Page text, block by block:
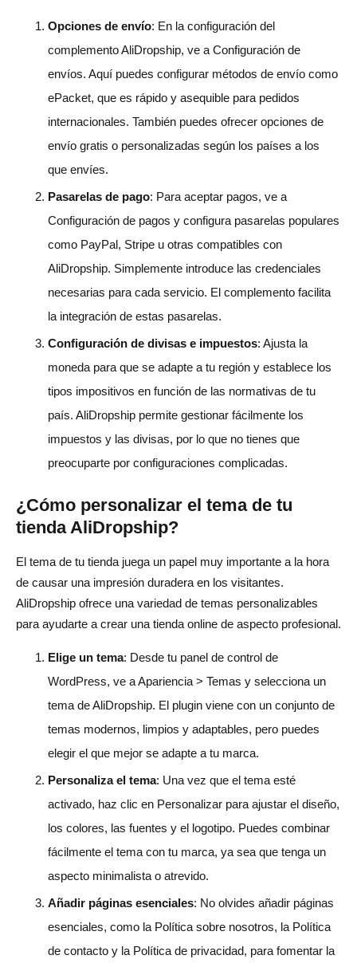
Opciones de envío: En la configuración del
complemento AliDropship, ve a Configuración de
envíos. Aquí puedes configurar métodos de envío como
ePacket, que es rápido y asequible para pedidos
internacionales. También puedes ofrecer opciones de
envío gratis o personalizadas según los países a los
que envíes.
Pasarelas de pago: Para aceptar pagos, ve a
Configuración de pagos y configura pasarelas populares
como PayPal, Stripe u otras compatibles con
AliDropship. Simplemente introduce las credenciales
necesarias para cada servicio. El complemento facilita
la integración de estas pasarelas.
Configuración de divisas e impuestos: Ajusta la
moneda para que se adapte a tu región y establece los
tipos impositivos en función de las normativas de tu
país. AliDropship permite gestionar fácilmente los
impuestos y las divisas, por lo que no tienes que
preocuparte por configuraciones complicadas.
¿Cómo personalizar el tema de tu
tienda AliDropship?
El tema de tu tienda juega un papel muy importante a la hora
de causar una impresión duradera en los visitantes.
AliDropship ofrece una variedad de temas personalizables
para ayudarte a crear una tienda online de aspecto profesional.
Elige un tema: Desde tu panel de control de
WordPress, ve a Apariencia > Temas y selecciona un
tema de AliDropship. El plugin viene con un conjunto de
temas modernos, limpios y adaptables, pero puedes
elegir el que mejor se adapte a tu marca.
Personaliza el tema: Una vez que el tema esté
activado, haz clic en Personalizar para ajustar el diseño,
los colores, las fuentes y el logotipo. Puedes combinar
fácilmente el tema con tu marca, ya sea que tenga un
aspecto minimalista o atrevido.
Añadir páginas esenciales: No olvides añadir páginas
esenciales, como la Política sobre nosotros, la Política
de contacto y la Política de privacidad, para fomentar la